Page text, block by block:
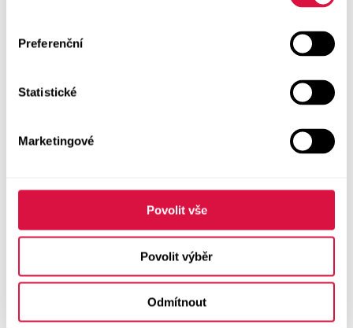
Preferenční
Statistické
Marketingové
Povolit vše
Povolit výběr
Odmítnout